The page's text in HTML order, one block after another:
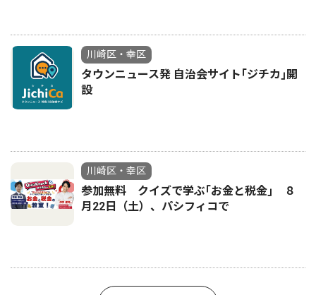
川崎区・幸区
タウンニュース発 自治会サイト｢ジチカ｣開
設
川崎区・幸区
参加無料 クイズで学ぶ｢お金と税金｣ ８
月22日（土）、パシフィコで